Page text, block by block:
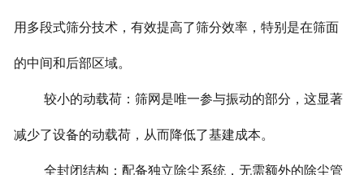
用多段式筛分技术，有效提高了筛分效率，特别是在筛面
的中间和后部区域。
较小的动载荷：筛网是唯一参与振动的部分，这显著
减少了设备的动载荷，从而降低了基建成本。
全封闭结构：配备独立除尘系统，无需额外的除尘管